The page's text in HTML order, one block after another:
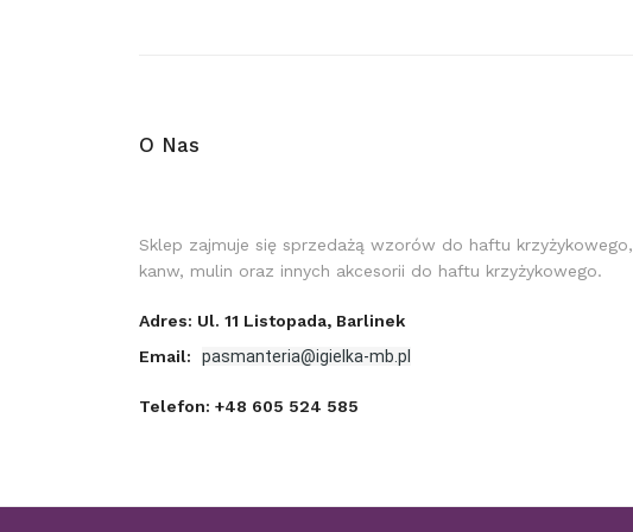
O Nas
Sklep zajmuje się sprzedażą wzorów do haftu krzyżykowego,
kanw, mulin oraz innych akcesorii do haftu krzyżykowego.
Adres: Ul. 11 Listopada, Barlinek
Email:
pasmanteria@igielka-mb.pl
Telefon: +48 605 524 585